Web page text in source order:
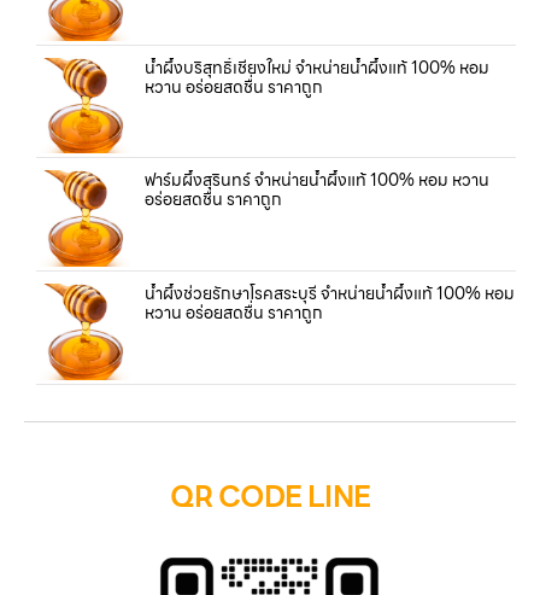
น้ำผึ้งบริสุทธิ์เชียงใหม่ จำหน่ายน้ำผึ้งแท้ 100% หอม
หวาน อร่อยสดชื่น ราคาถูก
ฟาร์มผึ้งสุรินทร์ จำหน่ายน้ำผึ้งแท้ 100% หอม หวาน
อร่อยสดชื่น ราคาถูก
น้ำผึ้งช่วยรักษาโรคสระบุรี จำหน่ายน้ำผึ้งแท้ 100% หอม
หวาน อร่อยสดชื่น ราคาถูก
QR CODE LINE